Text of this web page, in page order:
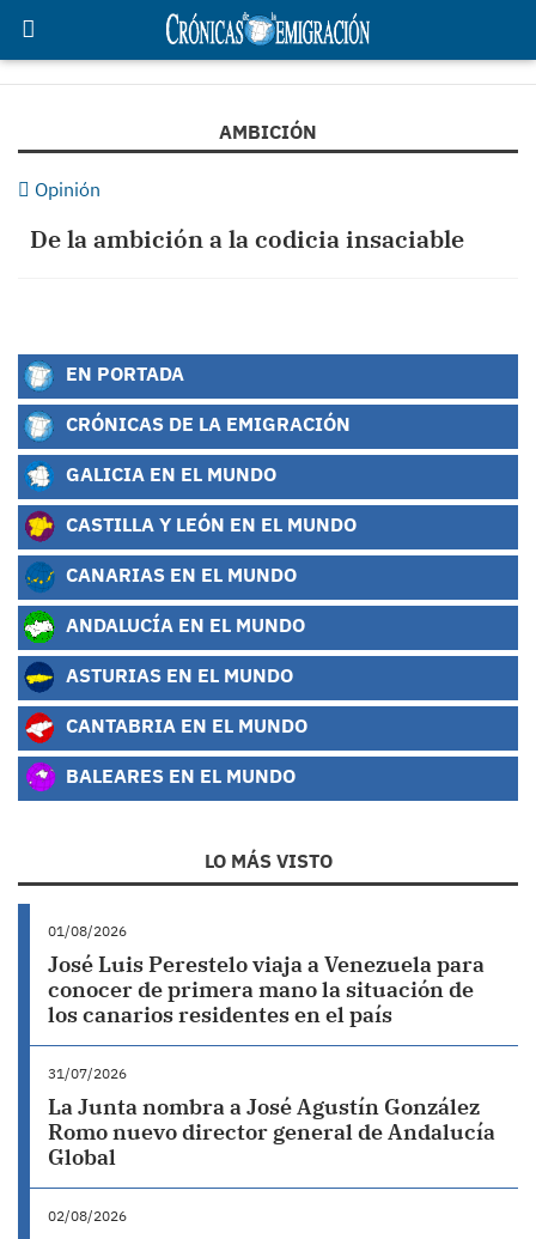
AMBICIÓN
Opinión
De la ambición a la codicia insaciable
EN PORTADA
CRÓNICAS DE LA EMIGRACIÓN
GALICIA EN EL MUNDO
CASTILLA Y LEÓN EN EL MUNDO
CANARIAS EN EL MUNDO
ANDALUCÍA EN EL MUNDO
ASTURIAS EN EL MUNDO
CANTABRIA EN EL MUNDO
BALEARES EN EL MUNDO
LO MÁS VISTO
01/08/2026
José Luis Perestelo viaja a Venezuela para
conocer de primera mano la situación de
los canarios residentes en el país
31/07/2026
La Junta nombra a José Agustín González
Romo nuevo director general de Andalucía
Global
02/08/2026